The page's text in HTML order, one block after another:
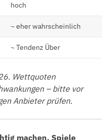
hoch
~ eher wahrscheinlich
~ Tendenz Über
Wettquoten
– bitte vor
Anbieter prüfen.
machen. Spiele